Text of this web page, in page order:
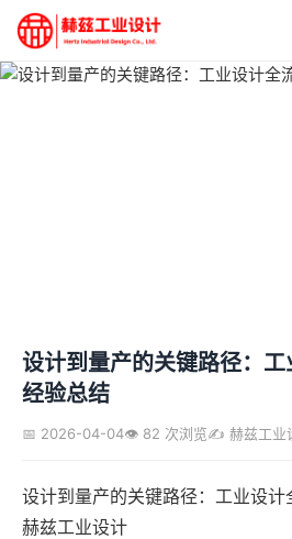
设计到量产的关键路径：
经验总结
📅 2026-04-04👁️ 82 次浏览✍️ 赫兹工业
设计到量产的关键路径：工业设
赫兹工业设计